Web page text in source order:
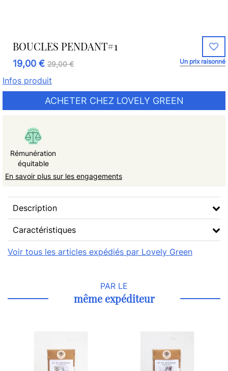
BOUCLES PENDANT#1
19,00 € 29,00 € Un prix raisonné
Infos produit
ACHETER CHEZ LOVELY GREEN
Rémunération
équitable
En savoir plus sur les engagements
Description
Caractéristiques
Voir tous les articles expédiés par Lovely Green
PAR LE
même expéditeur